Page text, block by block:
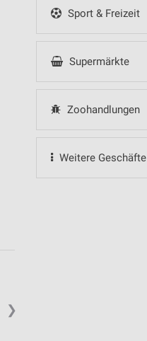
Sport & Freizeit
Supermärkte
Zoohandlungen
Weitere Geschäfte
❯